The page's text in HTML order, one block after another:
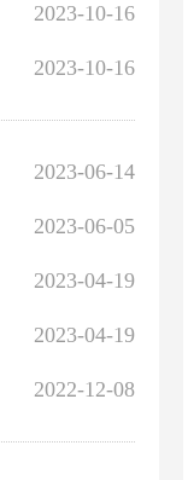
2023-10-16
2023-10-16
2023-06-14
2023-06-05
2023-04-19
2023-04-19
2022-12-08